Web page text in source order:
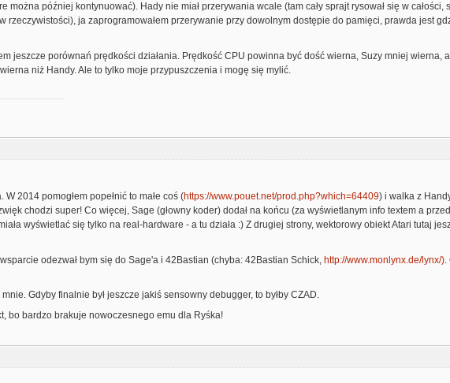
można później kontynuować). Hady nie miał przerywania wcale (tam cały sprajt rysował się w
rzeczywistości), ja zaprogramowałem przerywanie przy dowolnym dostępie do pamięci, prawda jest
jeszcze porównań prędkości działania. Prędkość CPU powinna być dość wierna, Suzy mniej wierna,
niż Handy. Ale to tylko moje przypuszczenia i mogę się mylić.
2014 pomogłem popełnić to małe coś (https://www.pouet.net/prod.php?which=64409) i walka z
chodzi super! Co więcej, Sage (głowny koder) dodał na końcu (za wyświetlanym info textem a
wyświetlać się tylko na real-hardware - a tu działa :) Z drugiej strony, wektorowy obiekt Atari tutaj
odezwał bym się do Sage'a i 42Bastian (chyba: 42Bastian Schick, http://www.monlynx.de/lynx/)
Gdyby finalnie był jeszcze jakiś sensowny debugger, to byłby CZAD.
bo bardzo brakuje nowoczesnego emu dla Ryśka!